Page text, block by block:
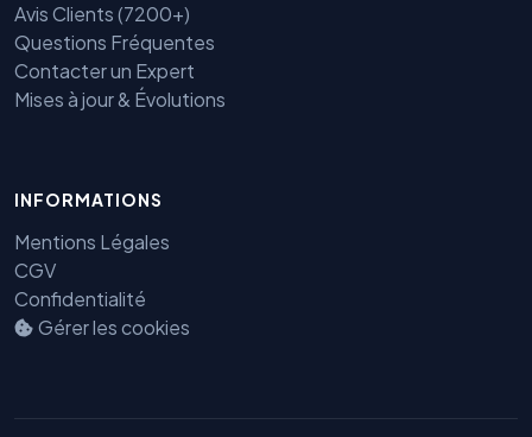
Avis Clients (7200+)
Questions Fréquentes
Contacter un Expert
Mises à jour & Évolutions
INFORMATIONS
Mentions Légales
CGV
Confidentialité
Gérer les cookies